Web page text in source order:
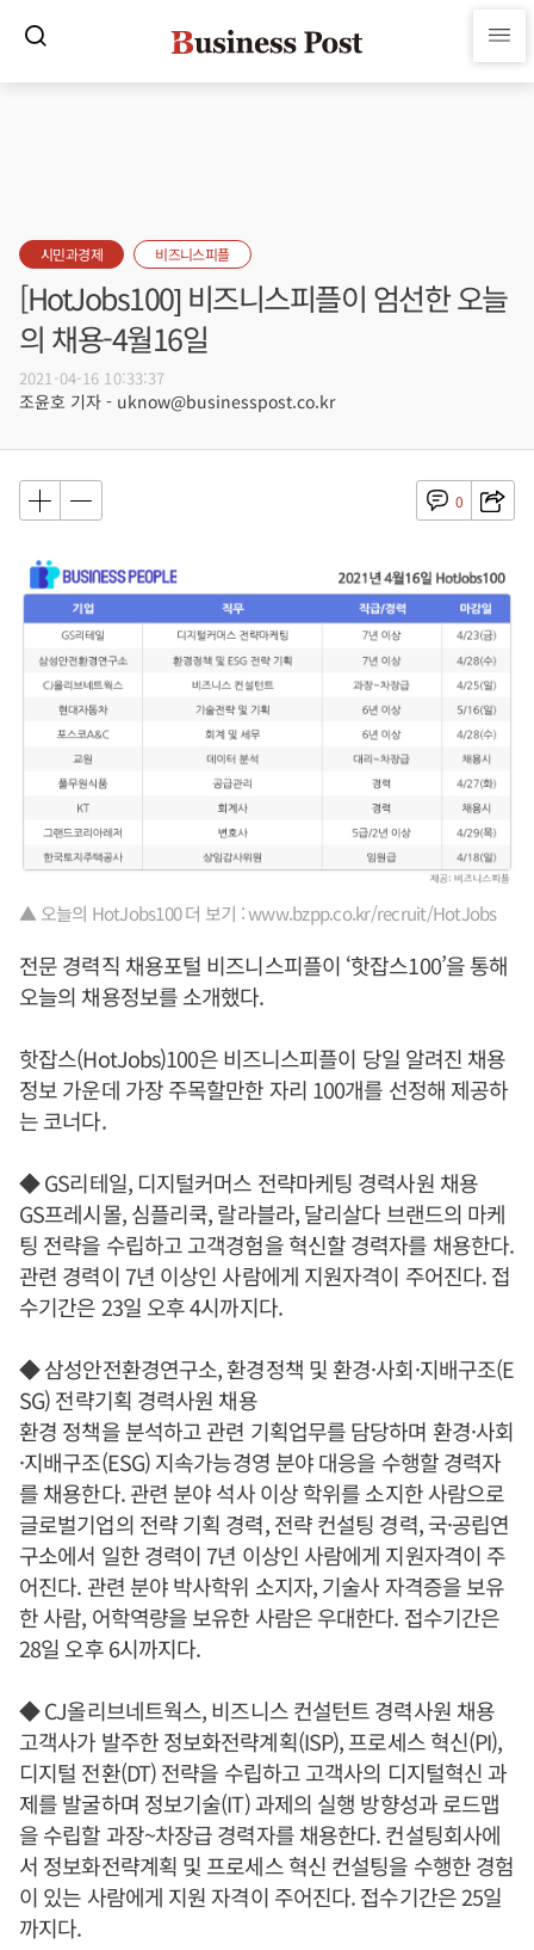
시민과경제 비즈니스피플
[HotJobs100] 비즈니스피플이 엄선한 오늘
의 채용-4월16일
2021-04-16 10:33:37
조윤호 기자 - uknow@businesspost.co.kr
0
▲ 오늘의 HotJobs100 더 보기 : www.bzpp.co.kr/recruit/HotJobs
전문 경력직 채용포털 비즈니스피플이 ‘핫잡스100’을 통해
오늘의 채용정보를 소개했다.
핫잡스(HotJobs)100은 비즈니스피플이 당일 알려진 채용
정보 가운데 가장 주목할만한 자리 100개를 선정해 제공하
는 코너다.
◆ GS리테일, 디지털커머스 전략마케팅 경력사원 채용
GS프레시몰, 심플리쿡, 랄라블라, 달리살다 브랜드의 마케
팅 전략을 수립하고 고객경험을 혁신할 경력자를 채용한다.
관련 경력이 7년 이상인 사람에게 지원자격이 주어진다. 접
수기간은 23일 오후 4시까지다.
◆ 삼성안전환경연구소, 환경정책 및 환경·사회·지배구조(E
SG) 전략기획 경력사원 채용
환경 정책을 분석하고 관련 기획업무를 담당하며 환경·사회
·지배구조(ESG) 지속가능경영 분야 대응을 수행할 경력자
를 채용한다. 관련 분야 석사 이상 학위를 소지한 사람으로
글로벌기업의 전략 기획 경력, 전략 컨설팅 경력, 국·공립연
구소에서 일한 경력이 7년 이상인 사람에게 지원자격이 주
어진다. 관련 분야 박사학위 소지자, 기술사 자격증을 보유
한 사람, 어학역량을 보유한 사람은 우대한다. 접수기간은
28일 오후 6시까지다.
◆ CJ올리브네트웍스, 비즈니스 컨설턴트 경력사원 채용
고객사가 발주한 정보화전략계획(ISP), 프로세스 혁신(PI),
디지털 전환(DT) 전략을 수립하고 고객사의 디지털혁신 과
제를 발굴하며 정보기술(IT) 과제의 실행 방향성과 로드맵
을 수립할 과장~차장급 경력자를 채용한다. 컨설팅회사에
서 정보화전략계획 및 프로세스 혁신 컨설팅을 수행한 경험
이 있는 사람에게 지원 자격이 주어진다. 접수기간은 25일
까지다.